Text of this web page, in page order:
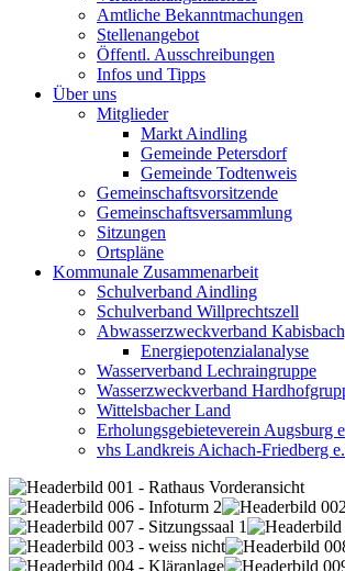
Amtliche Bekanntmachungen
Stellenangebot
Öffentl. Ausschreibungen
Infos und Tipps
Über uns
Mitglieder
Markt Aindling
Gemeinde Petersdorf
Gemeinde Todtenweis
Gemeinschaftsvorsitzende
Gemeinschaftsversammlung
Sitzungen
Ortspläne
Kommunale Zusammenarbeit
Schulverband Aindling
Schulverband Willprechtszell
Abwasserzweckverband
Energiepotenzialanalyse
Wasserverband Lechraingruppe
Wasserzweckverband
Wittelsbacher Land
Erholungsgebieteverein Augsburg
vhs Landkreis Aichach-Friedberg